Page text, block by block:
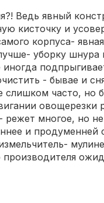
Ведь явный
кисточку и
корпуса-
уборку шнура
- бывае и
слишком часто, но
овощерезки
режет многое, но
и продуменней
производителя